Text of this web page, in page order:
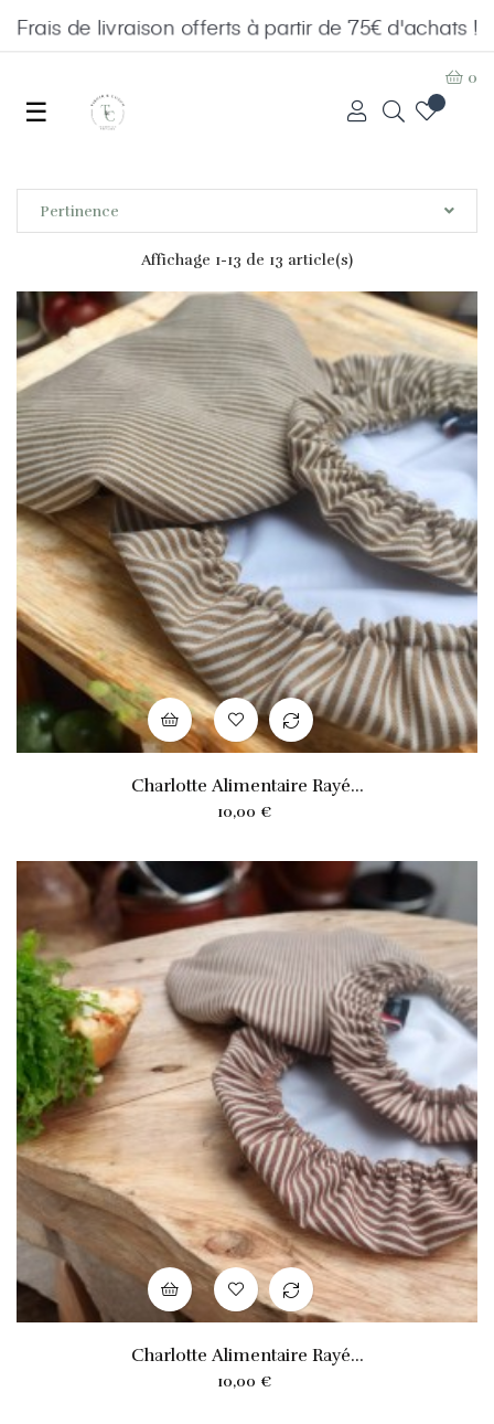
Frais de livraison offerts à partir de 75€ d'achats !
Basculer
la
navigation
☰
0
Pertinence
Affichage 1-13 de 13 article(s)
Charlotte Alimentaire Rayé...
Prix
10,00 €
Charlotte Alimentaire Rayé...
Prix
10,00 €